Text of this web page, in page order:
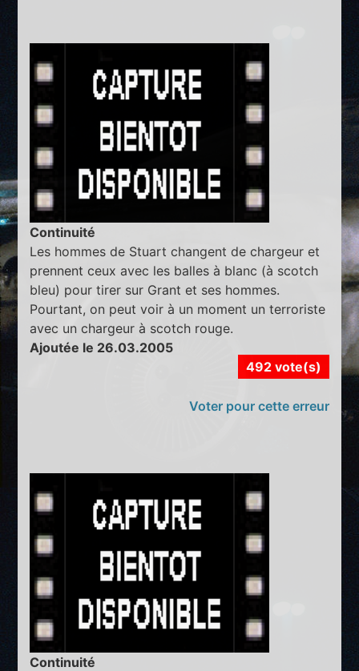
Continuité
Les hommes de Stuart changent de chargeur et
prennent ceux avec les balles à blanc (à scotch
bleu) pour tirer sur Grant et ses hommes.
Pourtant, on peut voir à un moment un terroriste
avec un chargeur à scotch rouge.
Ajoutée le 26.03.2005
492 vote(s)
Voter pour cette erreur
Continuité